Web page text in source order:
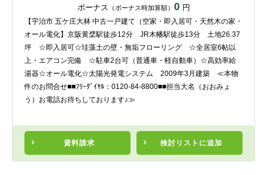
ボーナス （ボーナス時加算額） 0 円
資料請求 検討リスト に追加
【宇治市 五ケ庄大林 中古一戸建て（空家・即入居可・天然木の家・
オール電化】京阪黄檗駅徒歩12分 JR木幡駅徒歩13分 土地26.37
坪 ☆即入居可☆珪藻土の壁・無垢フローリング ☆全居室6帖以
上・エアコン完備 ☆駐車2台可（普通車・軽自動車）☆高効率給
湯器☆オール電化☆太陽光発電システム 2009年3月建築 ≪本物
件のお問合せ■■ﾌﾘｰﾀﾞｲﾔﾙ：0120-84-8800■■担当大名（おおみょ
う）お電話お待ちしております♪≫